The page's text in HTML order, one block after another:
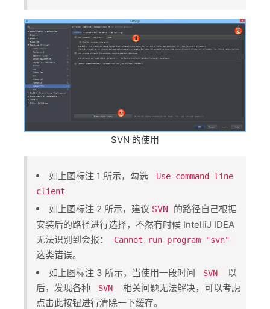
SVN 的使用
如上图标注 1 所示，勾选 ​
Use command line
client
如上图标注 2 所示，建议 ​ SVN ​的路径自己根据
安装后的路径进行选择，不然有时候 IntelliJ IDEA
无法识别到会报：​
Cannot run program "svn"
这类错误。
如上图标注 3 所示，当使用一段时间 ​
SVN
​以
后，发现各种 ​
SVN
​相关问题无法解决，可以考虑
点击此按钮进行清除一下缓存。